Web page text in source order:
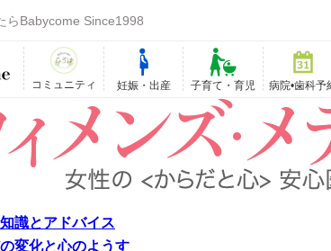
らBabycome Since1998
コミュニティ 妊娠・出産 子育て・育児 病院•歯科予
識とアドバイス
変化と心のようす